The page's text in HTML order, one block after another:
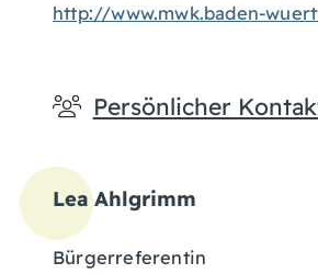
http://www.mwk.baden-
Persönlicher
Lea Ahlgrimm
Bürgerreferentin